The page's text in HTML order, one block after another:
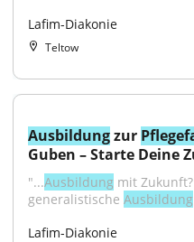
Lafim-Diakonie
Teltow
Ausbildung zur
Guben – Starte Deine
"...Ausbildung mit
generalistische Ausbildung
Lafim-Diakonie